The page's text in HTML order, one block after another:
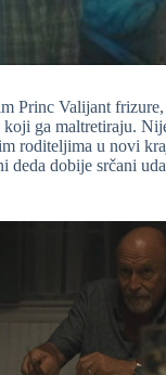
Princ Valijant
koji ga maltretiraju.
roditeljima u novi
deda dobije srčani